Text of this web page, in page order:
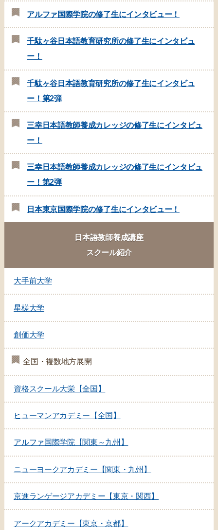
アルファ国際学院の修了生にインタビュー！
千駄ヶ谷日本語教育研究所の修了生にインタビュ
ー！
千駄ヶ谷日本語教育研究所の修了生にインタビュ
ー！第2弾
三幸日本語教師養成カレッジの修了生にインタビュ
ー！
三幸日本語教師養成カレッジの修了生にインタビュ
ー！第2弾
日本東京国際学院の修了生にインタビュー！
日本語教師養成講座
スクール紹介
大手前大学
星槎大学
創価大学
全国・複数地方展開
資格スクール大栄【全国】
ヒューマンアカデミー【全国】
アルファ国際学院【関東～九州】
ニューヨークアカデミー【関東・九州】
京進ランゲージアカデミー【東京・関西】
アークアカデミー【東京・京都】